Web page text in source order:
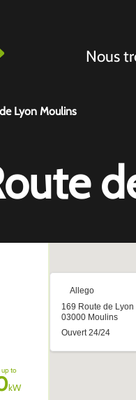
Nous
Lyon Moulins
up to
kW